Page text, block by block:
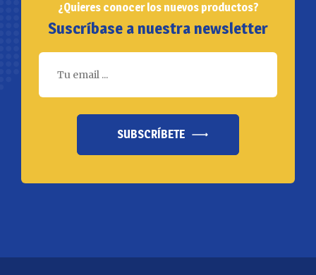
¿Quieres conocer los nuevos productos?
Suscríbase a nuestra newsletter
SUBSCRÍBETE